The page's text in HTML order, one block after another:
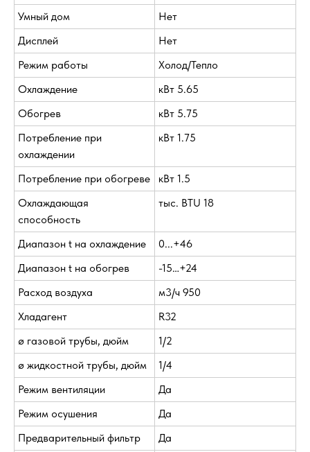
Умный дом
Нет
Дисплей
Нет
Режим работы
Холод/Тепло
Охлаждение
кВт 5.65
Обогрев
кВт 5.75
Потребление при
охлаждении
кВт 1.75
Потребление при обогреве
кВт 1.5
Охлаждающая
способность
тыс. BTU 18
Диапазон t на охлаждение
0...+46
Диапазон t на обогрев
-15…+24
Расход воздуха
м3/ч 950
Хладагент
R32
ø газовой трубы, дюйм
1/2
ø жидкостной трубы, дюйм
1/4
Режим вентиляции
Да
Режим осушения
Да
Предварительный фильтр
Да